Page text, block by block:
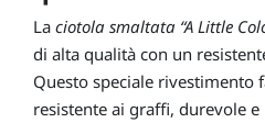
La ciotola smaltata “A Little
di alta qualità con un
Questo speciale rivestimento
resistente ai graffi, durevole